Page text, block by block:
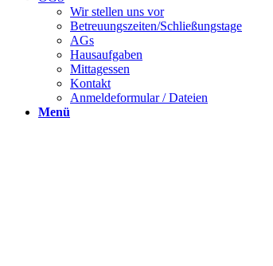
Wir stellen uns vor
Betreuungszeiten/Schließungstage
AGs
Hausaufgaben
Mittagessen
Kontakt
Anmeldeformular / Dateien
Menü